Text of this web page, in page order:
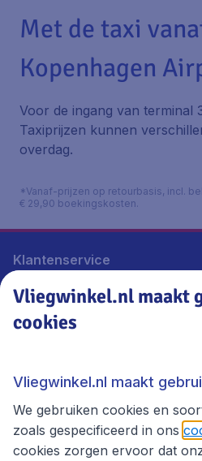
Met de taxi
Kopenhagen
Voor de ingang van terminal
Taxiprijzen kunnen
overdag.
*Vanaf-prijzen op retourbasis, incl.
€ 29,90 boekingskosten.
Klantenservice
Vliegwinkel.nl
Thema's
Vliegwinkel.nl maakt
cookies
Vliegwinkel.nl maakt
We gebruiken cookies en
zoals gespecificeerd in ons
cookies zorgen ervoor dat